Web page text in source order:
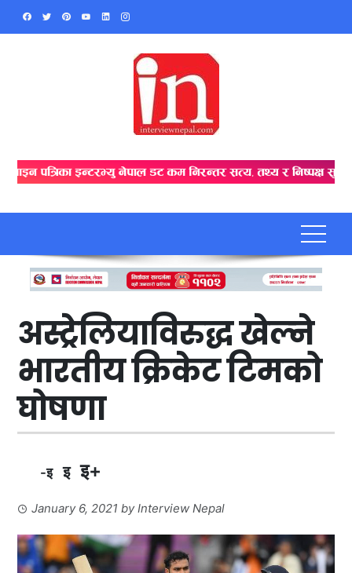
Skip
अस्ट्रेलियाविरुद्ध खेल्ने
भारतीय क्रिकेट टिमको
घोषणा
-इ इ इ+
January 6, 2021 byInterview Nepal